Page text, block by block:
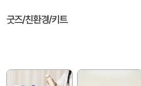
굿즈/친환경/키트